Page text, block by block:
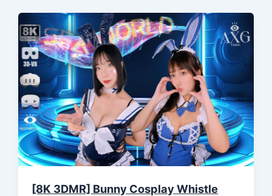
[8K 3DMR] Bunny Cosplay Whistle